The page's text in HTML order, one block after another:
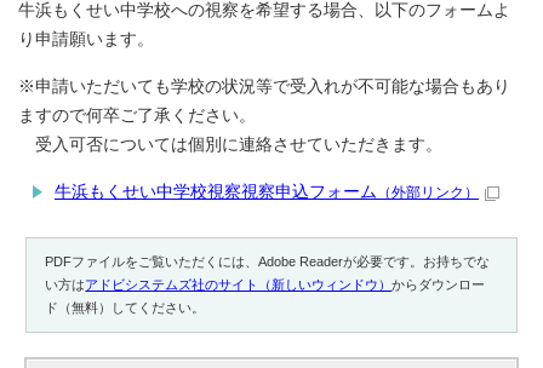
牛浜もくせい中学校への視察を希望する場合、以下のフォームよ
り申請願います。
※申請いただいても学校の状況等で受入れが不可能な場合もあり
ますので何卒ご了承ください。
受入可否については個別に連絡させていただきます。
牛浜もくせい中学校視察視察申込フォーム （外部リンク）
PDFファイルをご覧いただくには、Adobe Readerが必要です。お持ちでな
い方はアドビシステムズ社のサイト（新しいウィンドウ）からダウンロー
ド（無料）してください。